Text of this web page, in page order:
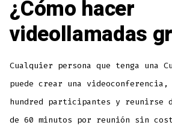
¿Cómo hacer
videollamadas
Cualquier persona que tenga una
puede crear una
hundred participantes y reunirse
de 60 minutos por reunión sin